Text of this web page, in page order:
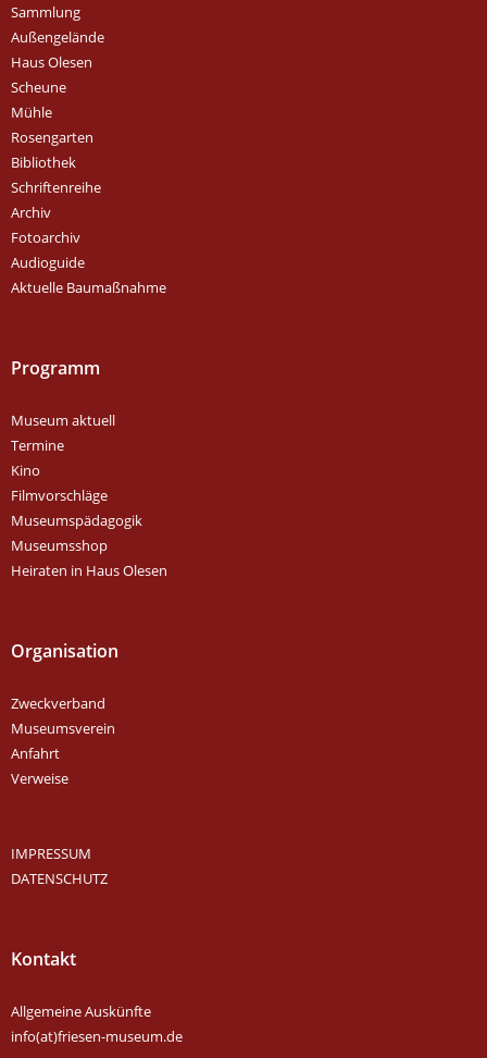
Sammlung
Außengelände
Haus Olesen
Scheune
Mühle
Rosengarten
Bibliothek
Schriftenreihe
Archiv
Fotoarchiv
Audioguide
Aktuelle Baumaßnahme
Programm
Museum aktuell
Termine
Kino
Filmvorschläge
Museumspädagogik
Museumsshop
Heiraten in Haus Olesen
Organisation
Zweckverband
Museumsverein
Anfahrt
Verweise
IMPRESSUM
DATENSCHUTZ
Kontakt
Allgemeine Auskünfte
info(at)friesen-museum.de